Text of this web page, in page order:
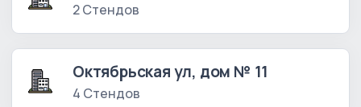
2 Стендов
Октябрьская ул, дом № 11
4 Стендов